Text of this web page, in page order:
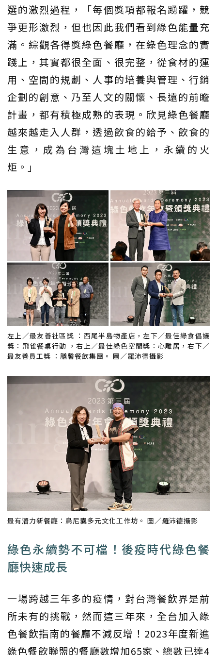
選的激烈過程，「每個獎項都報名踴躍，競
爭更形激烈，但也因此我們看到綠色能量充
滿。綜觀各得獎綠色餐廳，在綠色理念的實
踐上，其實都很全面、很完整，從食材的運
用、空間的規劃、人事的培養與管理、行銷
企劃的創意、乃至人文的關懷、長遠的前瞻
計畫，都有積極成熟的表現。欣見綠色餐廳
越來越走入人群，透過飲食的給予、飲食的
生意，成為台灣這塊土地上，永續的火
炬。」
左上／最友善社區獎 ：西尾半島物產店，左下／最佳綠食倡議
獎：飛雀餐桌行動 ，右上／最佳綠色空間獎：心雕居，右下／
最友善員工獎 ：膳馨餐飲集團。 圖／羅沛德攝影
最有潛力新餐廳：烏尼囊多元文化工作坊。 圖／羅沛德攝影
綠色永續勢不可檔！後疫時代綠色餐
廳快速成長
一場跨越三年多的疫情，對台灣餐飲界是前
所未有的挑戰，然而這三年來，全台加入綠
色餐飲指南的餐廳不減反增！2023年度新進
綠色餐飲聯盟的餐廳數增加65家、總數已達4